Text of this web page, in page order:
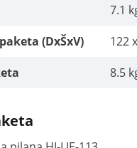
7.1
(DxŠxV)
122
8.5